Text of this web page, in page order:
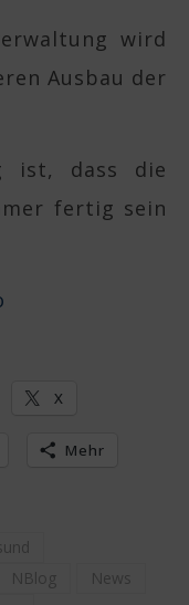
wird
Ausbau der
ist, dass die
fertig sein
X
Mehr
NBlog
News